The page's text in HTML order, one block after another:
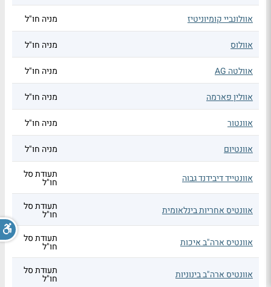
אוולונביי קומיוניטיז מניה חו"ל
אוולוס מניה חו"ל
אוולטה AG מניה חו"ל
אוולין פארמה מניה חו"ל
אוונטור מניה חו"ל
אוונטיום מניה חו"ל
אוונטייד דיבידנד גבוה תעודת סל
חו"ל
אוונטיס אחריות בינלאומית תעודת סל
חו"ל
אוונטיס ארה"ב איכות תעודת סל
חו"ל
אוונטיס ארה"ב בינוניות תעודת סל
חו"ל